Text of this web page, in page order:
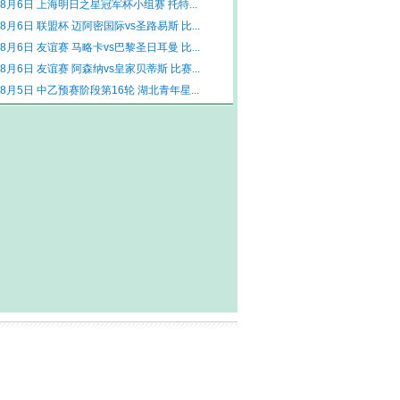
月6日 上海明日之星冠军杯小组赛 托特...
月6日 联盟杯 迈阿密国际vs圣路易斯 比...
月6日 友谊赛 马略卡vs巴黎圣日耳曼 比...
月6日 友谊赛 阿森纳vs皇家贝蒂斯 比赛...
月5日 中乙预赛阶段第16轮 湖北青年星...